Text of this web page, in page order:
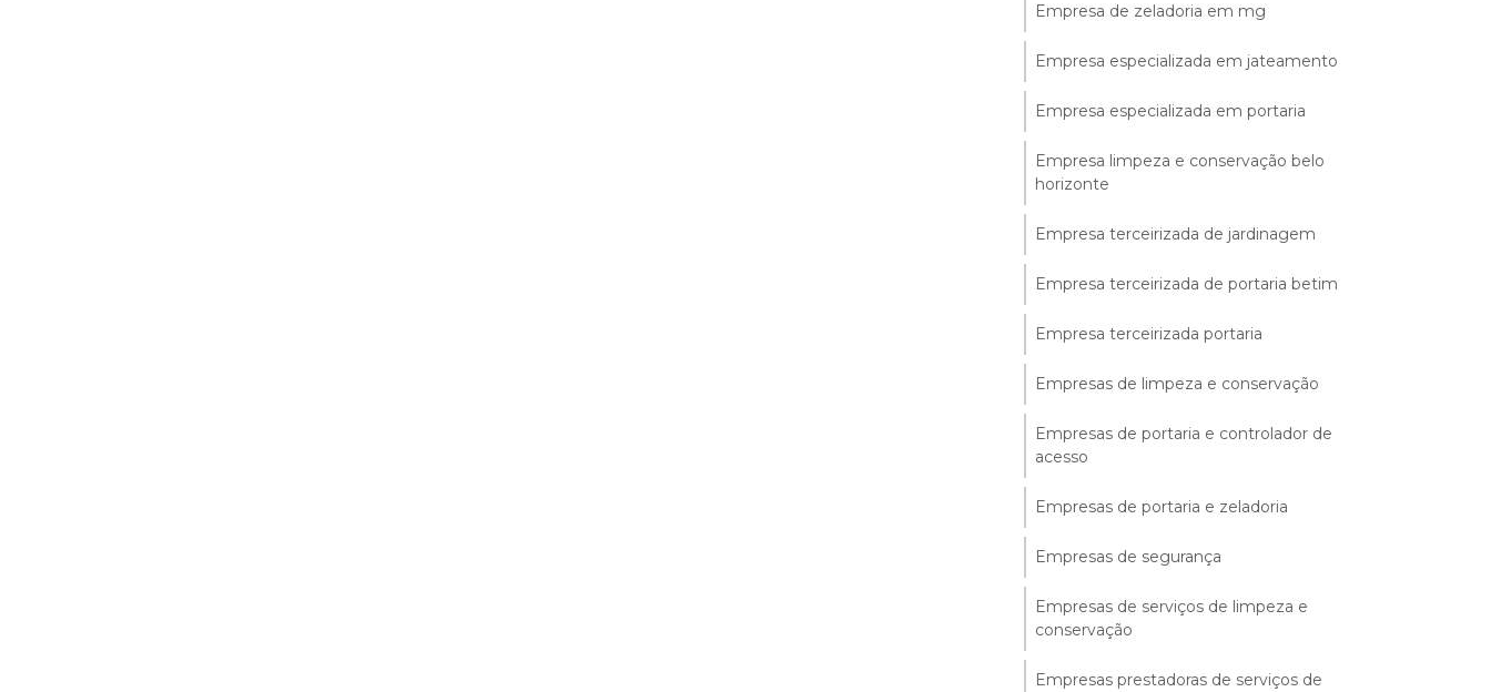
Empresa de zeladoria em mg
Empresa especializada em jateamento
Empresa especializada em portaria
Empresa limpeza e conservação belo
horizonte
Empresa terceirizada de jardinagem
Empresa terceirizada de portaria betim
Empresa terceirizada portaria
Empresas de limpeza e conservação
Empresas de portaria e controlador de
acesso
Empresas de portaria e zeladoria
Empresas de segurança
Empresas de serviços de limpeza e
conservação
Empresas prestadoras de serviços de